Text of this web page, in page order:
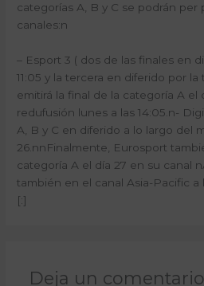
categorías A, B y C se podrán per
canales:n
– Esport 3 ( dos de las finales en
11:05 y la tercera en diferido por
emitirá la final de la categoría A el
redufusión lunes a las 14:05.n-
A, B y C en diferido a lo largo del
26.nnFinalmente, Eurosport
categoría A el día 27 en su canal
también en el canal Asia-Pacific a
[:]
Deja un comentario